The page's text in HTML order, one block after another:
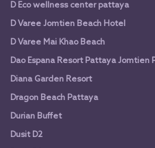
D Eco wellness center pattaya
D Varee Jomtien Beach Hotel
D Varee Mai Khao Beach
Dao Espana Resort Pattaya Jomtien
Diana Garden Resort
Dragon Beach Pattaya
Durian Buffet
Dusit D2